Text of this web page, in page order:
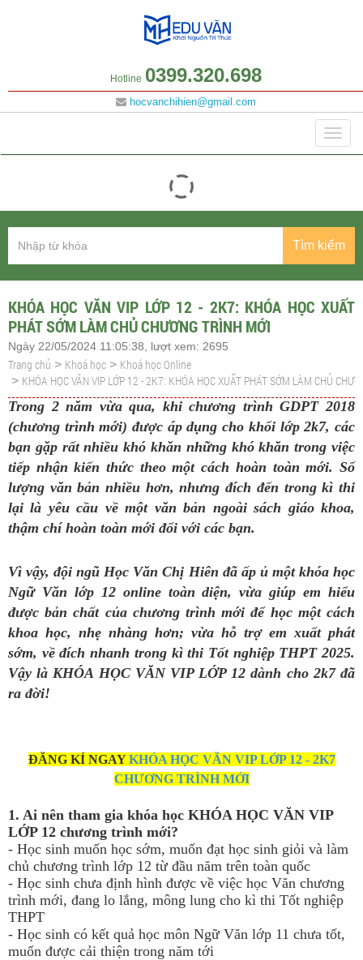
Hotline 0399.320.698
hocvanchihien@gmail.com
Tìm kiếm
KHÓA HỌC VĂN VIP LỚP 12 - 2K7: KHÓA HỌC XUẤT
PHÁT SỚM LÀM CHỦ CHƯƠNG TRÌNH MỚI
Ngày 22/05/2024 11:05:38, lượt xem: 2695
Trang chủ > Khoá học > Khoá học Online
> KHÓA HỌC VĂN VIP LỚP 12 - 2K7: KHÓA HỌC XUẤT PHÁT SỚM LÀM CHỦ
Trong 2 năm vừa qua, khi chương trình GDPT 2018
(chương trình mới) được áp dụng cho khối lớp 2k7, các
bạn gặp rất nhiều khó khăn những khó khăn trong việc
tiếp nhận kiến thức theo một cách hoàn toàn mới. Số
lượng văn bản nhiều hơn, nhưng đích đến trong kì thi
lại là yêu cầu về một văn bản ngoài sách giáo khoa,
thậm chí hoàn toàn mới đối với các bạn.
Vì vậy, đội ngũ Học Văn Chị Hiên đã ấp ủ một khóa học
Ngữ Văn lớp 12 online toàn diện, vừa giúp em hiểu
được bản chất của chương trình mới để học một cách
khoa học, nhẹ nhàng hơn; vừa hỗ trợ em xuất phát
sớm, về đích nhanh trong kì thi Tốt nghiệp THPT 2025.
Vậy là KHÓA HỌC VĂN VIP LỚP 12 dành cho 2k7 đã
ra đời!
ĐĂNG KÍ NGAYKHÓA HỌC VĂN VIP LỚP 12 - 2K7
CHƯƠNG TRÌNH MỚI
1. Ai nên tham gia khóa học KHÓA HỌC VĂN VIP
LỚP 12 chương trình mới?
- Học sinh muốn học sớm, muốn đạt học sinh giỏi và làm
chủ chương trình lớp 12 từ đầu năm trên toàn quốc
- Học sinh chưa định hình được về việc học Văn chương
trình mới, đang lo lắng, mông lung cho kì thi Tốt nghiệp
THPT
- Học sinh có kết quả học môn Ngữ Văn lớp 11 chưa tốt,
muốn được cải thiện trong năm tới